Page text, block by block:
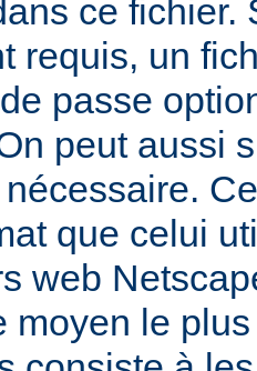
ce fichier.
requis, un
passe
peut aussi
que celui
web
moyen le